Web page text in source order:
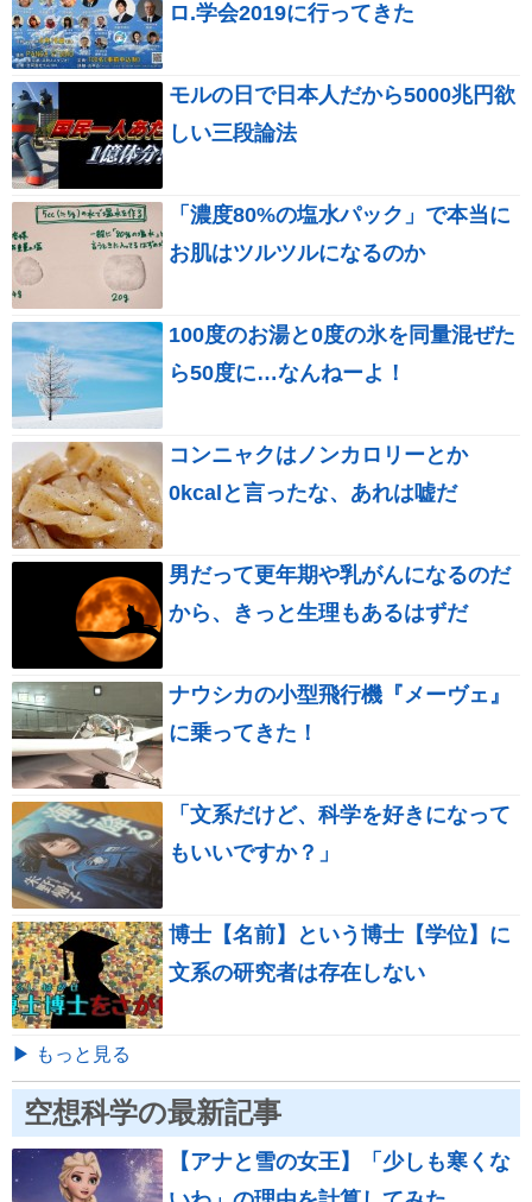
ロ.学会2019に行ってきた
モルの日で日本人だから5000兆円欲
しい三段論法
「濃度80%の塩水パック」で本当に
お肌はツルツルになるのか
100度のお湯と0度の氷を同量混ぜた
ら50度に…なんねーよ！
コンニャクはノンカロリーとか
0kcalと言ったな、あれは嘘だ
男だって更年期や乳がんになるのだ
から、きっと生理もあるはずだ
ナウシカの小型飛行機『メーヴェ』
に乗ってきた！
「文系だけど、科学を好きになって
もいいですか？」
博士【名前】という博士【学位】に
文系の研究者は存在しない
▶ もっと見る
空想科学の最新記事
【アナと雪の女王】「少しも寒くな